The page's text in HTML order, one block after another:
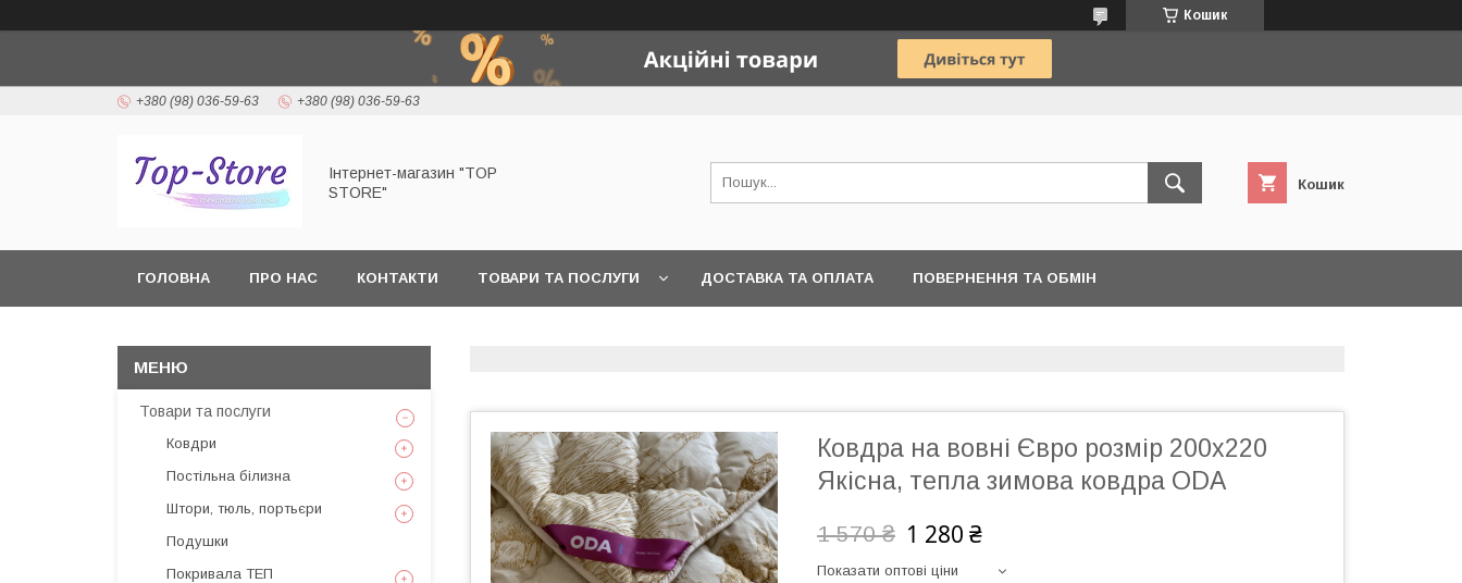
Кошик
+380 (98) 036-59-63 +380 (98) 036-59-63
Інтернет-магазин "TOP
STORE"
Кошик
ГОЛОВНА ПРО НАС КОНТАКТИ ТОВАРИ ТА ПОСЛУГИ ДОСТАВКА ТА ОПЛАТА ПОВЕРНЕННЯ ТА ОБМІН
Ковдра на вовні Євро розмір 200х220
Якісна, тепла зимова ковдра ODA
1 570 ₴ 1 280 ₴
Показати оптові ціни
Товари та послуги
Ковдри
Постільна білизна
Штори, тюль, портьєри
Подушки
Покривала ТЕП